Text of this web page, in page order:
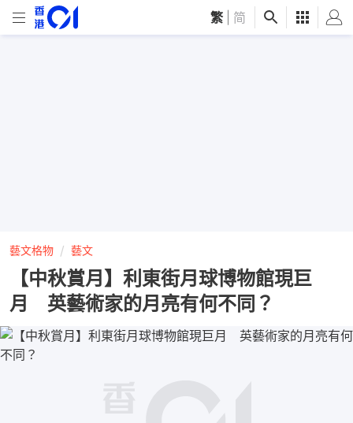
繁 简
藝文格物 藝文
【中秋賞月】利東街月球博物館現巨
月 英藝術家的月亮有何不同？